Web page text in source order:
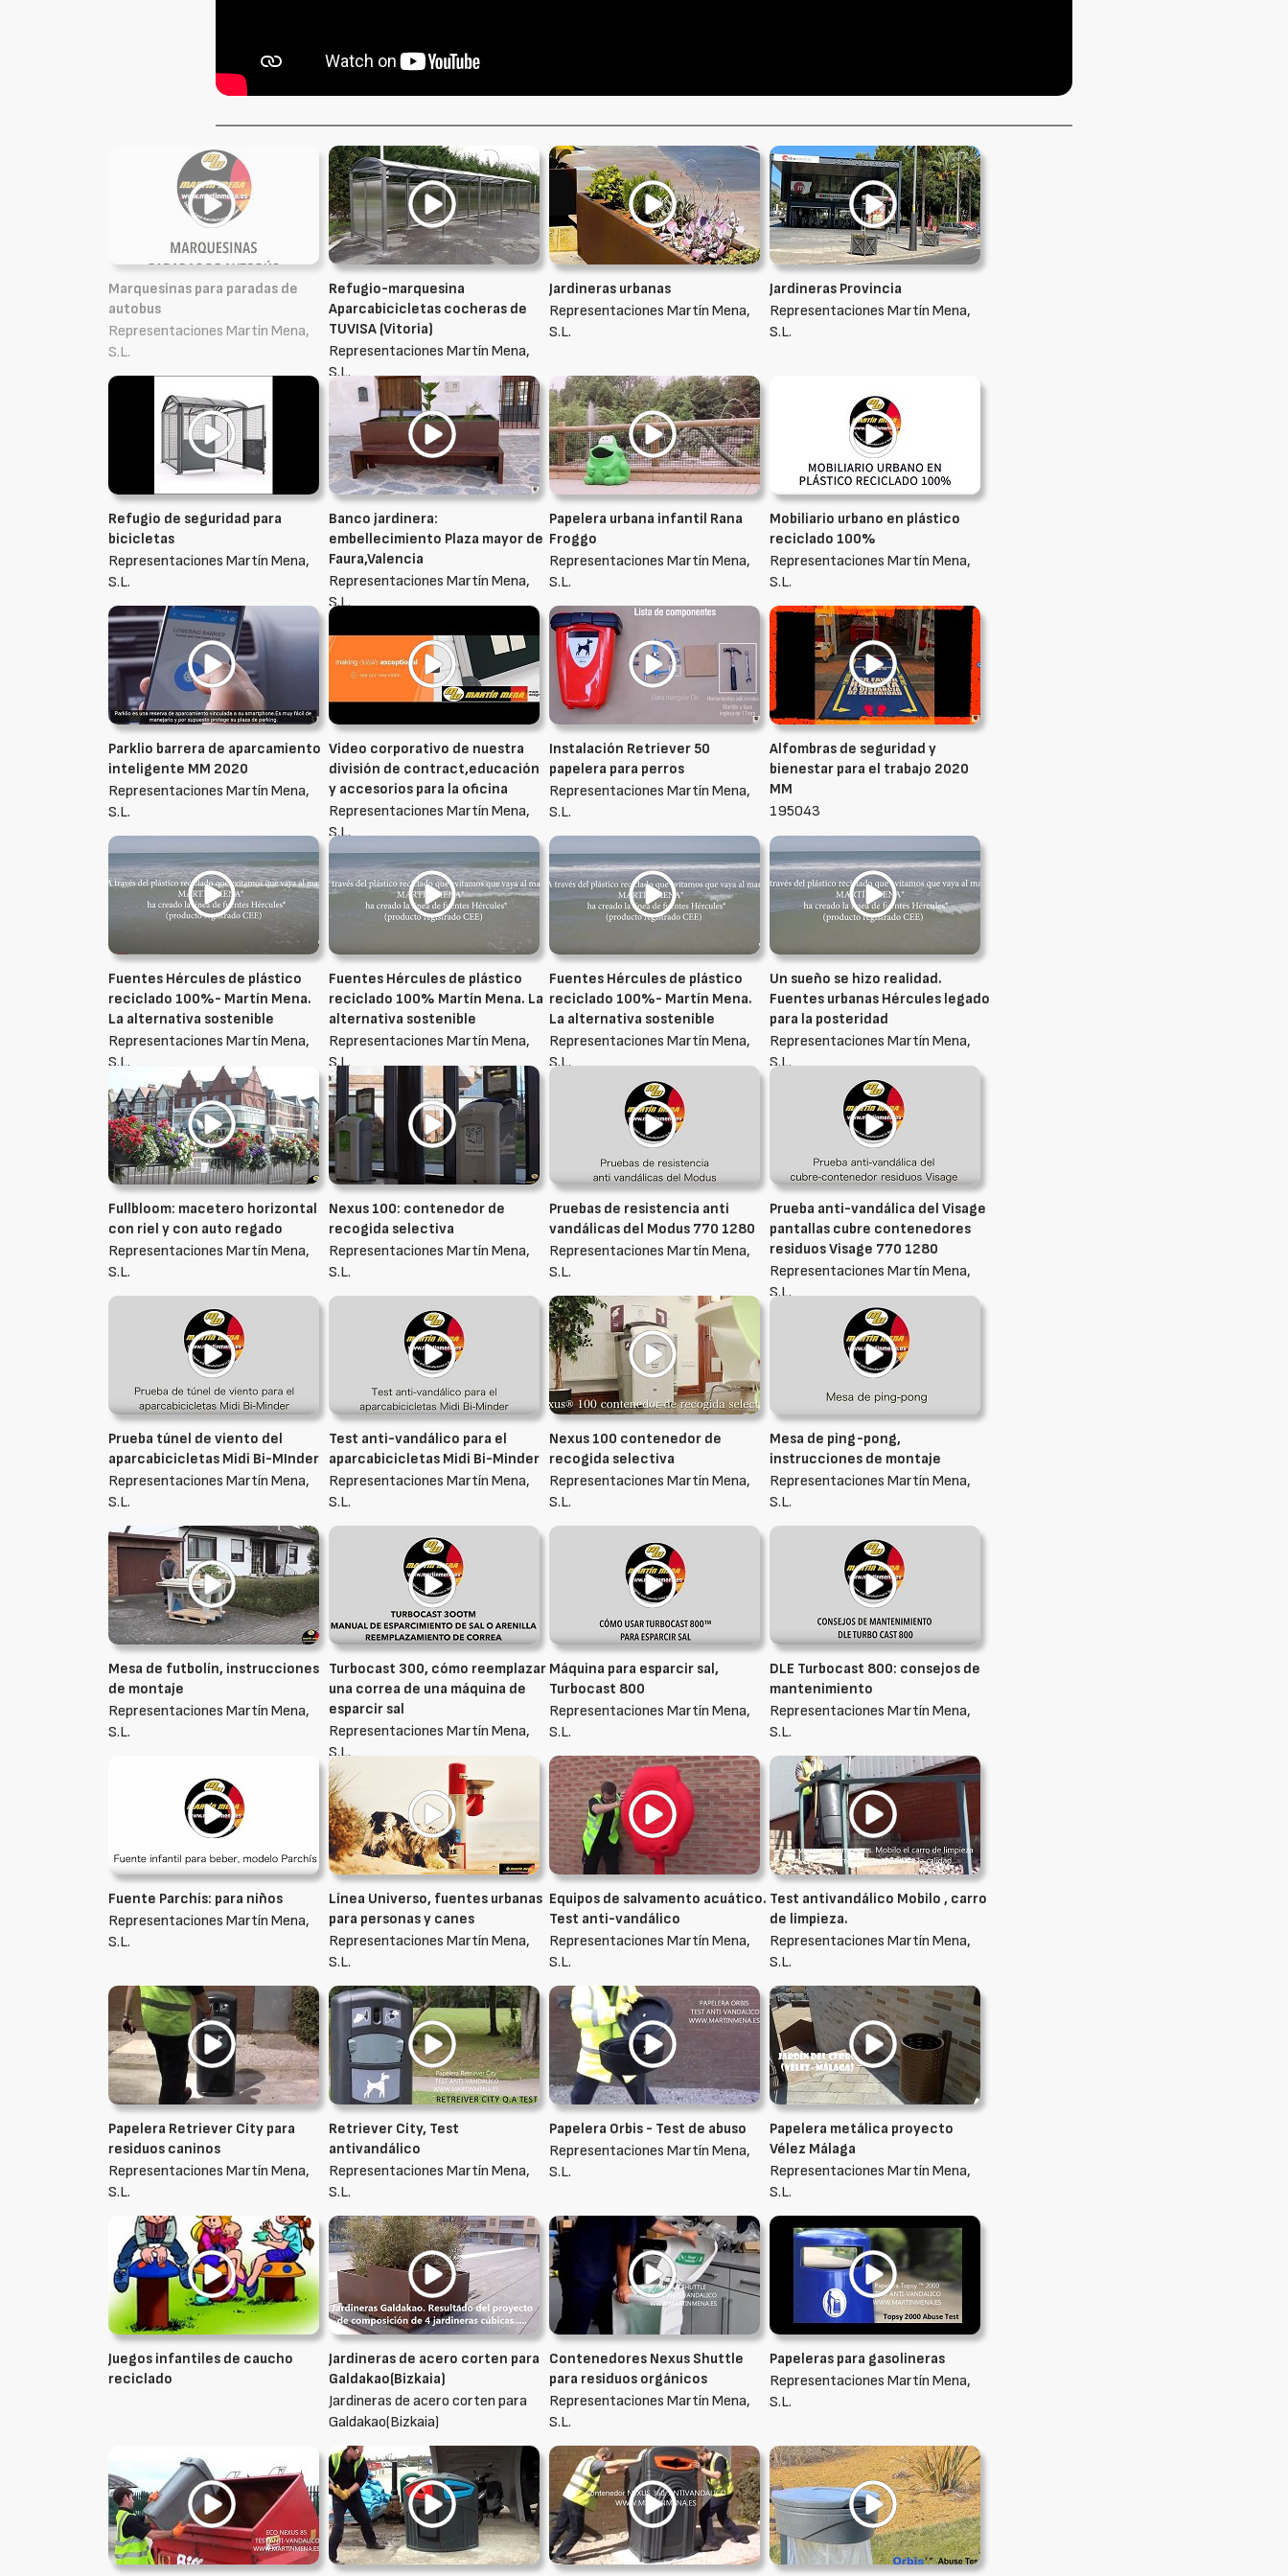
Marquesinas para paradas de
autobus
Representaciones Martín Mena,
S.L.
Refugio-marquesina
Aparcabicicletas cocheras de
TUVISA (Vitoria)
Representaciones Martín Mena,
S.L.
Jardineras urbanas
Representaciones Martín Mena,
S.L.
Jardineras Provincia
Representaciones Martín Mena,
S.L.
Refugio de seguridad para
bicicletas
Representaciones Martín Mena,
S.L.
Banco jardinera:
embellecimiento Plaza mayor de
Faura,Valencia
Representaciones Martín Mena,
S.L.
Papelera urbana infantil Rana
Froggo
Representaciones Martín Mena,
S.L.
Mobiliario urbano en plástico
reciclado 100%
Representaciones Martín Mena,
S.L.
Parklio barrera de aparcamiento
inteligente MM 2020
Representaciones Martín Mena,
S.L.
Video corporativo de nuestra
división de contract,educación
y accesorios para la oficina
Representaciones Martín Mena,
S.L.
Instalación Retriever 50
papelera para perros
Representaciones Martín Mena,
S.L.
Alfombras de seguridad y
bienestar para el trabajo 2020
MM
195043
Fuentes Hércules de plástico
reciclado 100%- Martín Mena.
La alternativa sostenible
Representaciones Martín Mena,
S.L.
Fuentes Hércules de plástico
reciclado 100% Martín Mena. La
alternativa sostenible
Representaciones Martín Mena,
S.L.
Fuentes Hércules de plástico
reciclado 100%- Martín Mena.
La alternativa sostenible
Representaciones Martín Mena,
S.L.
Un sueño se hizo realidad.
Fuentes urbanas Hércules legado
para la posteridad
Representaciones Martín Mena,
S.L.
Fullbloom: macetero horizontal
con riel y con auto regado
Representaciones Martín Mena,
S.L.
Nexus 100: contenedor de
recogida selectiva
Representaciones Martín Mena,
S.L.
Pruebas de resistencia anti
vandálicas del Modus 770 1280
Representaciones Martín Mena,
S.L.
Prueba anti-vandálica del Visage
pantallas cubre contenedores
residuos Visage 770 1280
Representaciones Martín Mena,
S.L.
Prueba túnel de viento del
aparcabicicletas Midi Bi-MInder
Representaciones Martín Mena,
S.L.
Test anti-vandálico para el
aparcabicicletas Midi Bi-Minder
Representaciones Martín Mena,
S.L.
Nexus 100 contenedor de
recogida selectiva
Representaciones Martín Mena,
S.L.
Mesa de ping-pong,
instrucciones de montaje
Representaciones Martín Mena,
S.L.
Mesa de futbolín, instrucciones
de montaje
Representaciones Martín Mena,
S.L.
Turbocast 300, cómo reemplazar
una correa de una máquina de
esparcir sal
Representaciones Martín Mena,
S.L.
Máquina para esparcir sal,
Turbocast 800
Representaciones Martín Mena,
S.L.
DLE Turbocast 800: consejos de
mantenimiento
Representaciones Martín Mena,
S.L.
Fuente Parchís: para niños
Representaciones Martín Mena,
S.L.
Línea Universo, fuentes urbanas
para personas y canes
Representaciones Martín Mena,
S.L.
Equipos de salvamento acuático.
Test anti-vandálico
Representaciones Martín Mena,
S.L.
Test antivandálico Mobilo , carro
de limpieza.
Representaciones Martín Mena,
S.L.
Papelera Retriever City para
residuos caninos
Representaciones Martín Mena,
S.L.
Retriever City, Test
antivandálico
Representaciones Martín Mena,
S.L.
Papelera Orbis - Test de abuso
Representaciones Martín Mena,
S.L.
Papelera metálica proyecto
Vélez Málaga
Representaciones Martín Mena,
S.L.
Juegos infantiles de caucho
reciclado
Jardineras de acero corten para
Galdakao(Bizkaia)
Jardineras de acero corten para
Galdakao(Bizkaia)
Contenedores Nexus Shuttle
para residuos orgánicos
Representaciones Martín Mena,
S.L.
Papeleras para gasolineras
Representaciones Martín Mena,
S.L.